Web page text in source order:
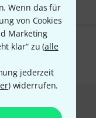
Wenn das für
von Cookies
Marketing
klar“ zu (alle
jederzeit
) widerrufen.
sehen?